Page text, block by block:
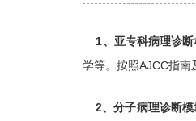
1、亚专科病理诊断
学等。按照AJCC指南
2、分子病理诊断模